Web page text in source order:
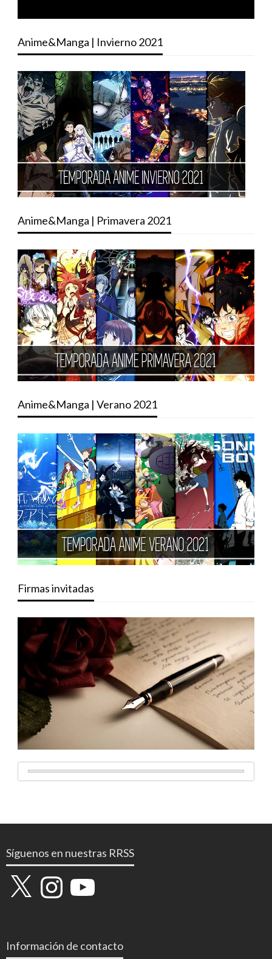
Anime&Manga | Invierno 2021
Anime&Manga | Primavera 2021
Anime&Manga | Verano 2021
Firmas invitadas
Síguenos en nuestras RRSS
X InstagramYouTube
Información de contacto